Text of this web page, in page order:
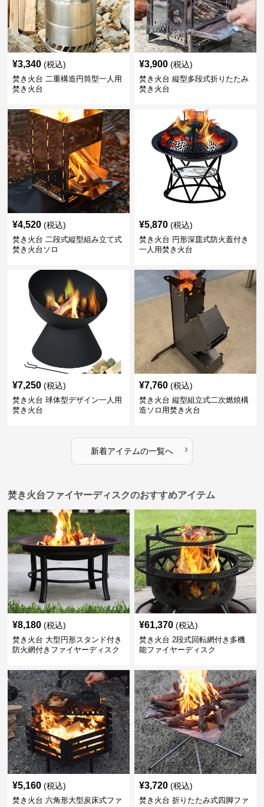
¥3,340 (税込)
焚き火台 二重構造円筒型一人用
焚き火台
¥3,900 (税込)
焚き火台 縦型多段式折りたたみ
焚き火台
¥4,520 (税込)
焚き火台 二段式縦型組み立て式
焚き火台ソロ
¥5,870 (税込)
焚き火台 円形深皿式防火蓋付き
一人用焚き火台
¥7,250 (税込)
焚き火台 球体型デザイン一人用
焚き火台
¥7,760 (税込)
焚き火台 縦型組立式二次燃焼構
造ソロ用焚き火台
新着アイテムの一覧へ ›
焚き火台ファイヤーディスクのおすすめアイテム
¥8,180 (税込)
焚き火台 大型円形スタンド付き
防火網付きファイヤーディスク
¥61,370 (税込)
焚き火台 2段式回転網付き多機
能ファイヤーディスク
¥5,160 (税込)
焚き火台 六角形大型炭床式ファ
¥3,720 (税込)
焚き火台 折りたたみ式四脚ファ